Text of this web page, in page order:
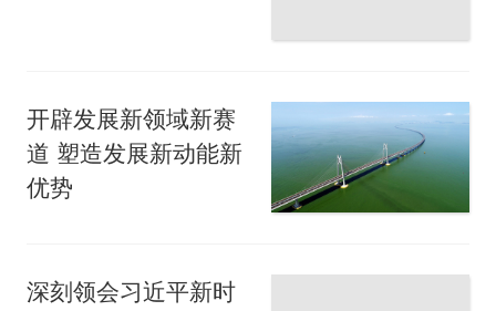
开辟发展新领域新赛
道 塑造发展新动能新
优势
深刻领会习近平新时